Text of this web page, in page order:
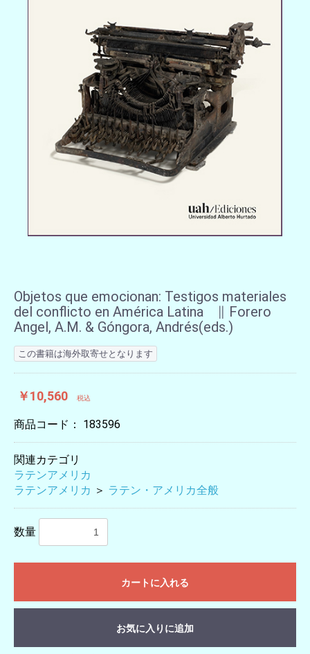
Objetos que emocionan: Testigos materiales
del conflicto en América Latina ∥ Forero
Angel, A.M. & Góngora, Andrés(eds.)
この書籍は海外取寄せとなります
￥10,560 税込
商品コード： 183596
関連カテゴリ
ラテンアメリカ
ラテンアメリカ ＞ ラテン・アメリカ全般
数量
カートに入れる
お気に入りに追加